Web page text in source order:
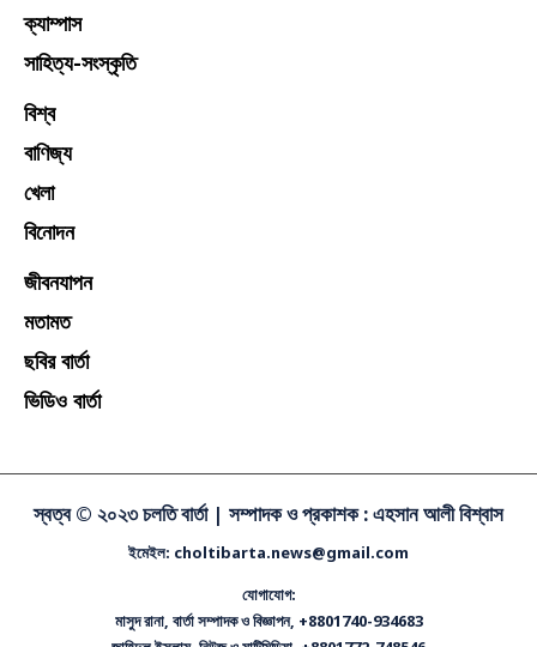
ক্যাম্পাস
সাহিত্য-সংস্কৃতি
বিশ্ব
বাণিজ্য
খেলা
বিনোদন
জীবনযাপন
মতামত
ছবির বার্তা
ভিডিও বার্তা
স্বত্ব © ২০২৩ চলতি বার্তা | সম্পাদক ও প্রকাশক : এহসান আলী বিশ্বাস
ইমেইল: choltibarta.news@gmail.com
যোগাযোগ:
মাসুদ রানা, বার্তা সম্পাদক ও বিজ্ঞাপন, +8801740-934683